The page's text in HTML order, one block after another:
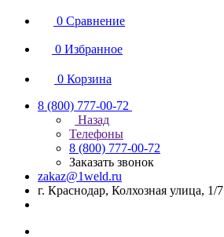
0 Сравнение
0 Избранное
0 Корзина
8 (800) 777-00-72
Назад
Телефоны
8 (800) 777-00-72
Заказать звонок
zakaz@1weld.ru
г. Краснодар, Колхозная улица, 1/7